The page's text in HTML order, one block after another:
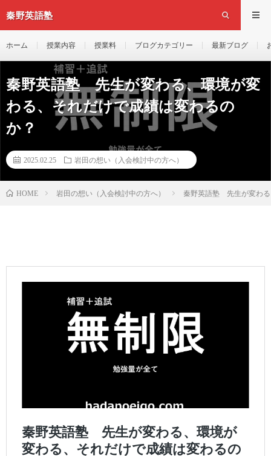
秦野英語塾
ホーム 授業内容 授業料 ブログカテゴリー 最新ブログ
秦野英語塾 先生が変わる、環境が変
わる、それだけで成績は変わるの
か？
2025.02.25 岩田の想い（入会検討中の方へ）
HOME 岩田の想い（入会検討中の方へ） 秦野英語塾 先生が変わる